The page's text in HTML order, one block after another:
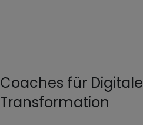
Coaches für Digitale
Transformation